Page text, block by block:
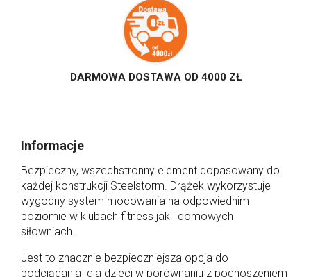
DARMOWA DOSTAWA OD 4000 ZŁ
Informacje
Bezpieczny, wszechstronny element dopasowany do
każdej konstrukcji Steelstorm. Drążek wykorzystuje
wygodny system mocowania na odpowiednim
poziomie w klubach fitness jak i domowych
siłowniach.
Jest to znacznie bezpieczniejsza opcja do
podciągania dla dzieci w porównaniu z podnoszeniem